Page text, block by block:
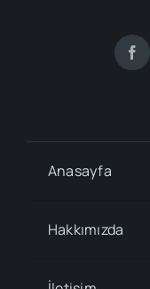
Anasayfa
Hakkımızda